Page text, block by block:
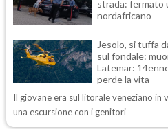
strada: fermato
nordafricano
Jesolo, si tuffa
sul fondale:
Latemar:
perde la vita
Il giovane era sul litorale veneziano in
una escursione con i genitori